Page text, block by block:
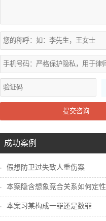
提交咨询
成功案例
假想防卫过失致人重伤案
本案隐含想象竞合关系如何定性
本案习某构成一罪还是数罪